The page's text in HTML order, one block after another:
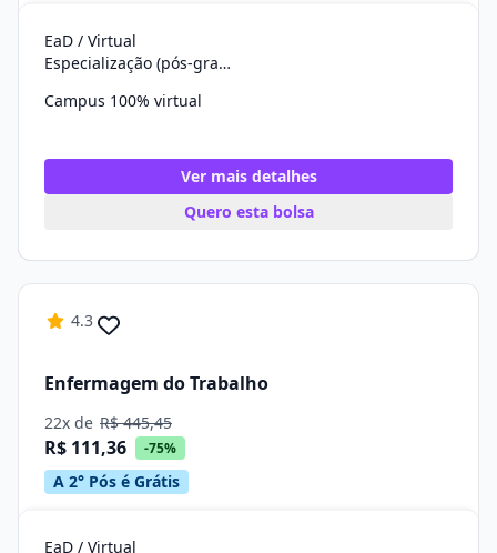
EaD / Virtual
Especialização (pós-graduação)
Campus 100% virtual
Ver mais detalhes
Quero esta bolsa
4.3
Enfermagem do Trabalho
22x de R$ 445,45
R$ 111,36 -75%
A 2° Pós é Grátis
EaD / Virtual